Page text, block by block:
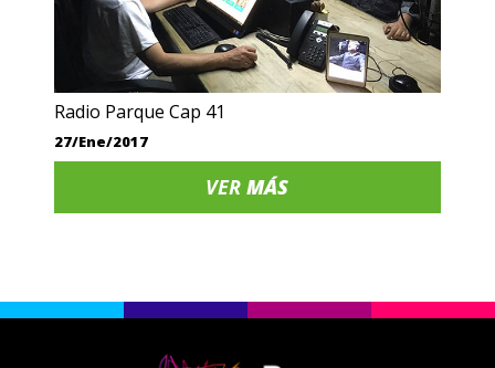
Radio Parque Cap 41
27/Ene/2017
VERMÁS